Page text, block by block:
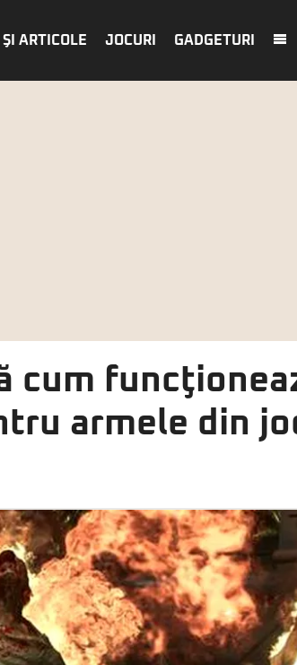
ARTICOLE JOCURI GADGETURI
cum
armele din